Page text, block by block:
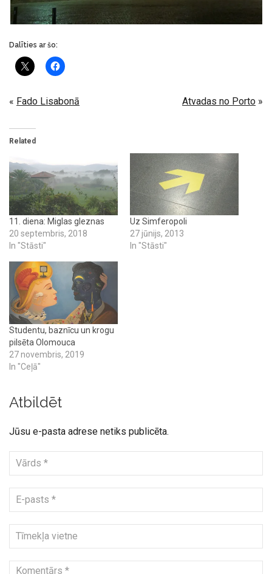
Dalīties ar šo:
« Fado Lisabonā Atvadas no Porto »
Related
11. diena: Miglas gleznas
20 septembris, 2018
In "Stāsti"
Uz Simferopoli
27 jūnijs, 2013
In "Stāsti"
Studentu, baznīcu un krogu
pilsēta Olomouca
27 novembris, 2019
In "Ceļā"
Atbildēt
Jūsu e-pasta adrese netiks publicēta.